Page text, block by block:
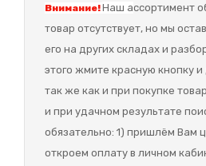
Внимание!Наш ассортимент
товар отсутствует, но мы
его на других складах и
этого жмите красную кнопку
так же как и при покупке
и при удачном результате
обязательно: 1) пришлём Вам
откроем оплату в личном